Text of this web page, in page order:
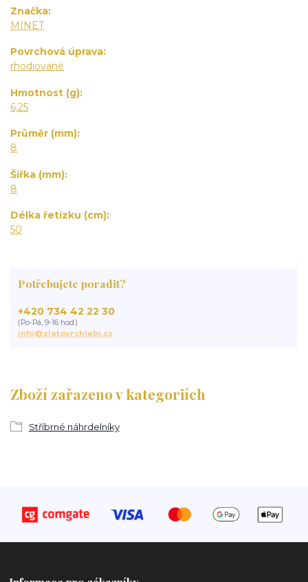
Značka
MINET
Povrchová úprava
rhodiované
Hmotnost (g)
6,25
Průměr (mm)
8
Šířka (mm)
8
Délka řetízku (cm)
50
Zboží zařazeno v kategoriích
Stříbrné náhrdelníky
Potřebujete poradit?
+420 734 42 22 30
(Po-Pá, 9-16 hod.)
info@zlatovrchlabi.cz